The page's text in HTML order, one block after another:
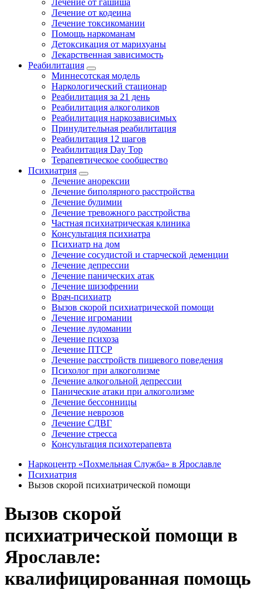
Лечение от гашиша
Лечение от кодеина
Лечение токсикомании
Помощь наркоманам
Детоксикация от марихуаны
Лекарственная зависимость
Реабилитация
Миннесотская модель
Наркологический стационар
Реабилитация за 21 день
Реабилитация алкоголиков
Реабилитация наркозависимых
Принудительная реабилитация
Реабилитация 12 шагов
Реабилитация Day Top
Терапевтическое сообщество
Психиатрия
Лечение анорексии
Лечение биполярного расстройства
Лечение булимии
Лечение тревожного расстройства
Частная психиатрическая клиника
Консультация психиатра
Психиатр на дом
Лечение сосудистой и старческой деменции
Лечение депрессии
Лечение панических атак
Лечение шизофрении
Врач-психиатр
Вызов скорой психиатрической помощи
Лечение игромании
Лечение лудомании
Лечение психоза
Лечение ПТСР
Лечение расстройств пищевого поведения
Психолог при алкоголизме
Лечение алкогольной депрессии
Панические атаки при алкоголизме
Лечение бессонницы
Лечение неврозов
Лечение СДВГ
Лечение стресса
Консультация психотерапевта
Наркоцентр «Похмельная Служба» в Ярославле
Психиатрия
Вызов скорой психиатрической помощи
Вызов скорой
психиатрической помощи в
Ярославле:
квалифицированная помощь